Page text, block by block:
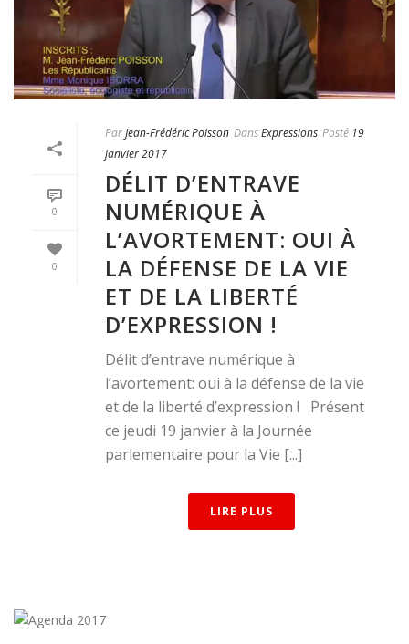
0
0
ParJean-Frédéric Poisson DansExpressions Posté 19
janvier 2017
DÉLIT D’ENTRAVE
NUMÉRIQUE À
L’AVORTEMENT: OUI À
LA DÉFENSE DE LA VIE
ET DE LA LIBERTÉ
D’EXPRESSION !
Délit d’entrave numérique à
l’avortement: oui à la défense de la vie
et de la liberté d’expression ! Présent
ce jeudi 19 janvier à la Journée
parlementaire pour la Vie [...]
LIRE PLUS